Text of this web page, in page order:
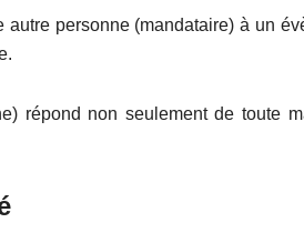
autre personne (mandataire) à un
répond non seulement de toute